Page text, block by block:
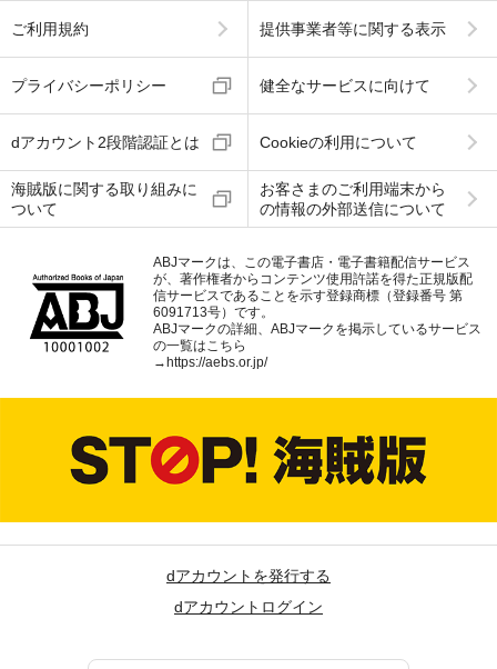
ご利用規約 提供事業者等に関する表示
プライバシーポリシー 健全なサービスに向けて
dアカウント2段階認証とは Cookieの利用について
海賊版に関する取り組みに
ついて
お客さまのご利用端末から
の情報の外部送信について
ABJマークは、この電子書店・電子書籍配信サービス
が、著作権者からコンテンツ使用許諾を得た正規版配
信サービスであることを示す登録商標（登録番号 第
6091713号）です。
ABJマークの詳細、ABJマークを掲示しているサービス
の一覧はこちら
→ https://aebs.or.jp/
dアカウントを発行する
dアカウントログイン